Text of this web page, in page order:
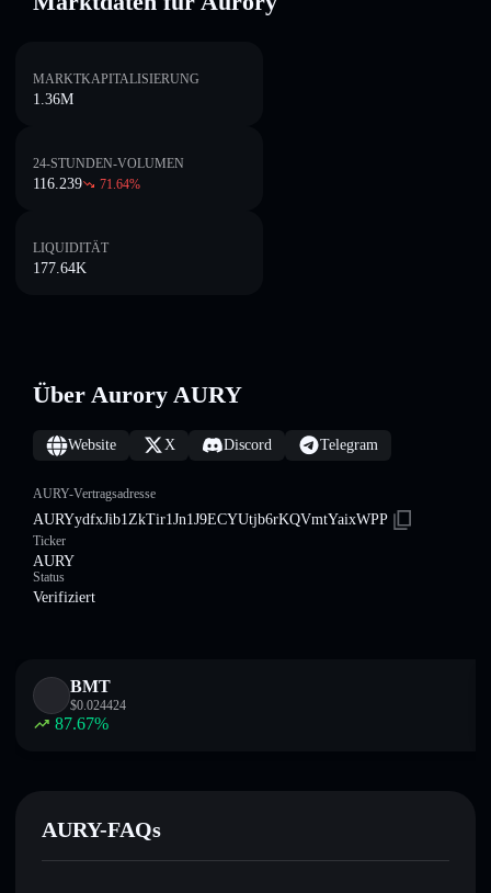
MARKTKAPITALISIERUNG
1.36M
24-STUNDEN-VOLUMEN
116.239 71.64%
LIQUIDITÄT
177.64K
Über Aurory AURY
Website X Discord Telegram
AURY-Vertragsadresse
AURYydfxJib1ZkTir1Jn1J9ECYUtjb6rKQVmtYaixWPP
Ticker
AURY
Status
Verifiziert
BMT
$0.024424
87.67%
AURY-FAQs